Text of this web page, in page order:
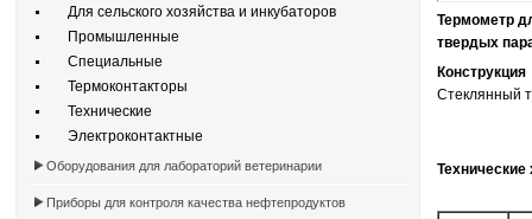
Для сельского хозяйства и инкубаторов
Промышленные
Специальные
Термоконтакторы
Технические
Электроконтактные
Оборудования для лабораторий ветеринарии
Приборы для контроля качества нефтепродуктов
Термометр
твердых
Конструкция
Стеклянный
Технические